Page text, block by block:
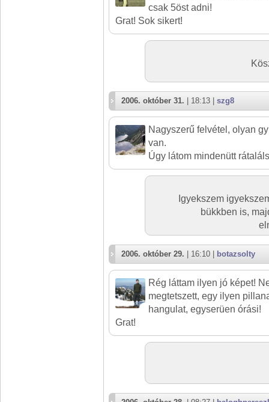
csak 5öst adni!
Grat! Sok sikert!
2006. október 31. | 18:13 | szg8
Nagyszerű felvétel, olyan
van.
Úgy látom mindenütt
Igyekszem
bükkben is,
2006. október 29. | 16:10 | botazsolty
Rég láttam ilyen jó képet!
megtetszett, egy ilyen
hangulat, egyserüen órási!
Grat!